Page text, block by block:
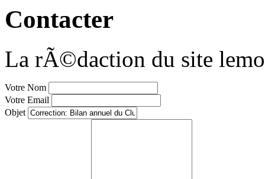
Contacter
La rÃ©daction du site
Votre Nom
Votre Email
Objet